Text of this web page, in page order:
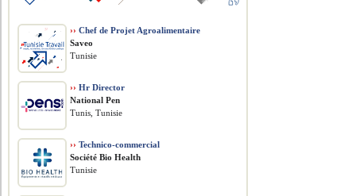
›› Chef de Projet Agroalimentaire
Saveo
Tunisie
›› Hr Director
National Pen
Tunis, Tunisie
›› Technico-commercial
Société Bio Health
Tunisie